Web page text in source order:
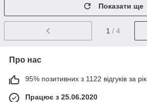
Показати ще
1 / 4
Про нас
95% позитивних з 1122 відгуків за рік
Працює з 25.06.2020